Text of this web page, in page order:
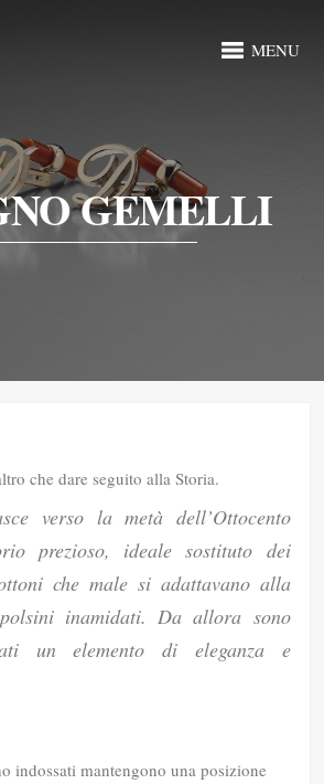
MENU
GEMELLI
che dare seguito alla Storia.
verso la metà dell’Ottocento
prezioso, ideale sostituto dei
che male si adattavano alla
inamidati. Da allora sono
un elemento di eleganza e
indossati mantengono una posizione